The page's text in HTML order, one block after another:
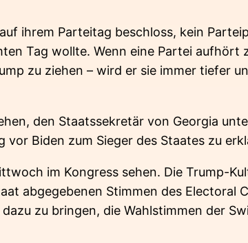
ihrem Parteitag beschloss, kein
Tag wollte. Wenn eine Partei aufhört
zu ziehen – wird er sie immer tiefer
den Staatssekretär von Georgia
vor Biden zum Sieger des Staates zu
im Kongress sehen. Die Trump-
abgegebenen Stimmen des Electoral
zu bringen, die Wahlstimmen der